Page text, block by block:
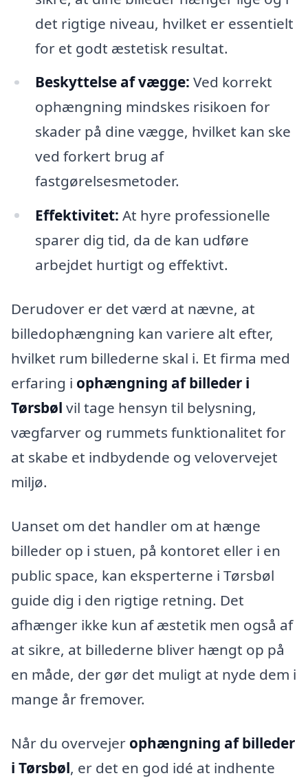
det rigtige niveau, hvilket er essentielt
for et godt æstetisk resultat.
Beskyttelse af vægge: Ved korrekt
ophængning mindskes risikoen for
skader på dine vægge, hvilket kan ske
ved forkert brug af
fastgørelsesmetoder.
Effektivitet: At hyre professionelle
sparer dig tid, da de kan udføre
arbejdet hurtigt og effektivt.
Derudover er det værd at nævne, at
billedophængning kan variere alt efter,
hvilket rum billederne skal i. Et firma med
erfaring i ophængning af billeder i
Tørsbøl vil tage hensyn til belysning,
vægfarver og rummets funktionalitet for
at skabe et indbydende og velovervejet
miljø.
Uanset om det handler om at hænge
billeder op i stuen, på kontoret eller i en
public space, kan eksperterne i Tørsbøl
guide dig i den rigtige retning. Det
afhænger ikke kun af æstetik men også af
at sikre, at billederne bliver hængt op på
en måde, der gør det muligt at nyde dem i
mange år fremover.
Når du overvejer ophængning af billeder
i Tørsbøl, er det en god idé at indhente